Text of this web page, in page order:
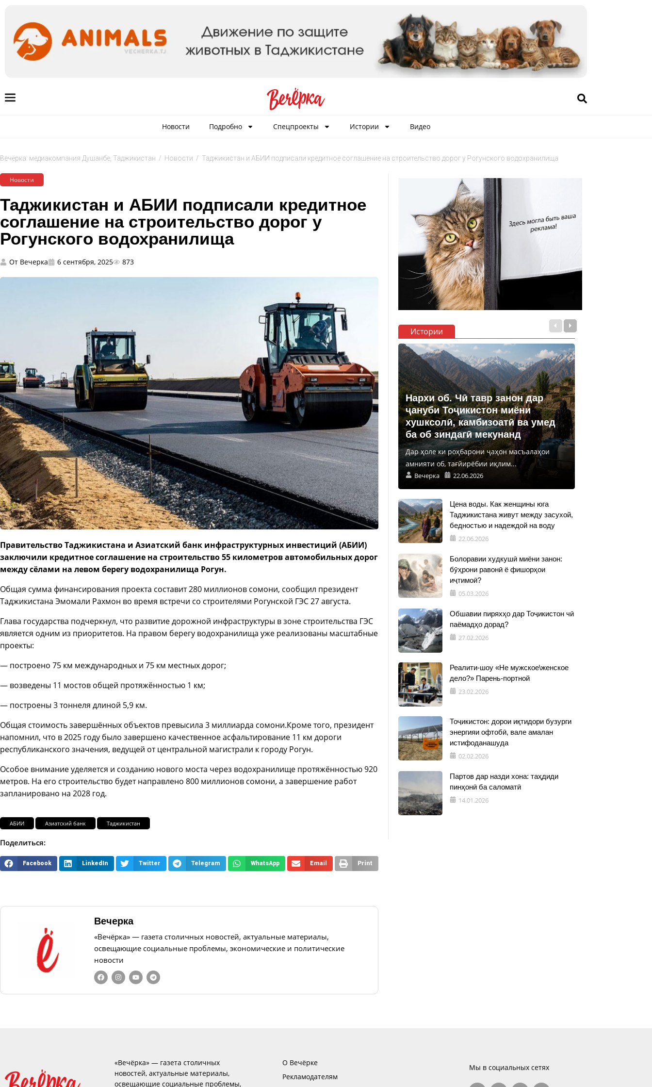
Новости Подробно Спецпроекты Истории Видео
Вечёрка: медиакомпания Душанбе, Таджикистан / Новости / Таджикистан и АБИИ подписали кредитное соглашение на строительство дорог у Рогунского водохранилища
Новости
Таджикистан и АБИИ подписали кредитное
соглашение на строительство дорог у
Рогунского водохранилища
От Вечерка 6 сентября, 2025 873
Правительство Таджикистана и Азиатский банк инфраструктурных инвестиций (АБИИ)
заключили кредитное соглашение на строительство 55 километров автомобильных дорог
между сёлами на левом берегу водохранилища Рогун.
Общая сумма финансирования проекта составит 280 миллионов сомони, сообщил президент
Таджикистана Эмомали Рахмон во время встречи со строителями Рогунской ГЭС 27 августа.
Глава государства подчеркнул, что развитие дорожной инфраструктуры в зоне строительства ГЭС
является одним из приоритетов. На правом берегу водохранилища уже реализованы масштабные
проекты:
— построено 75 км международных и 75 км местных дорог;
— возведены 11 мостов общей протяжённостью 1 км;
— построены 3 тоннеля длиной 5,9 км.
Общая стоимость завершённых объектов превысила 3 миллиарда сомони.Кроме того, президент
напомнил, что в 2025 году было завершено качественное асфальтирование 11 км дороги
республиканского значения, ведущей от центральной магистрали к городу Рогун.
Особое внимание уделяется и созданию нового моста через водохранилище протяжённостью 920
метров. На его строительство будет направлено 800 миллионов сомони, а завершение работ
запланировано на 2028 год.
АБИИ Азиатский банк Таджикистан
Поделиться:
Facebook LinkedIn Twitter Telegram WhatsApp Email Print
Вечерка
«Вечёрка» — газета столичных новостей, актуальные материалы,
освещающие социальные проблемы, экономические и политические
новости
Истории
Нархи об. Чӣ тавр занон дар
ҷануби Тоҷикистон миёни
хушксолӣ, камбизоатӣ ва умед
ба об зиндагӣ мекунанд
Дар ҳоле ки роҳбарони ҷаҳон масъалаҳои
амнияти об, тағйирёбии иқлим...
Вечерка 22.06.2026
Цена воды. Как женщины юга
Таджикистана живут между засухой,
бедностью и надеждой на воду
22.06.2026
Болоравии худкушӣ миёни занон:
бӯҳрони равонӣ ё фишорҳои
иҷтимоӣ?
05.03.2026
Обшавии пиряхҳо дар Тоҷикистон чӣ
паёмадҳо дорад?
27.02.2026
Реалити-шоу «Не мужское\женское
дело?» Парень-портной
23.02.2026
Тоҷикистон: дорои иқтидори бузурги
энергияи офтобӣ, вале амалан
истифоданашуда
02.02.2026
Партов дар назди хона: таҳдиди
пинҳонӣ ба саломатӣ
14.01.2026
«Вечёрка» — газета столичных
новостей, актуальные материалы,
освещающие социальные проблемы,
О Вечёрке
Рекламодателям
Мы в социальных сетях